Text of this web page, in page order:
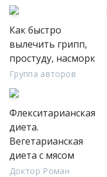
Как быстро
вылечить грипп,
простуду, насморк
Группа авторов
Флекситарианская
диета.
Вегетарианская
диета с мясом
Доктор Роман